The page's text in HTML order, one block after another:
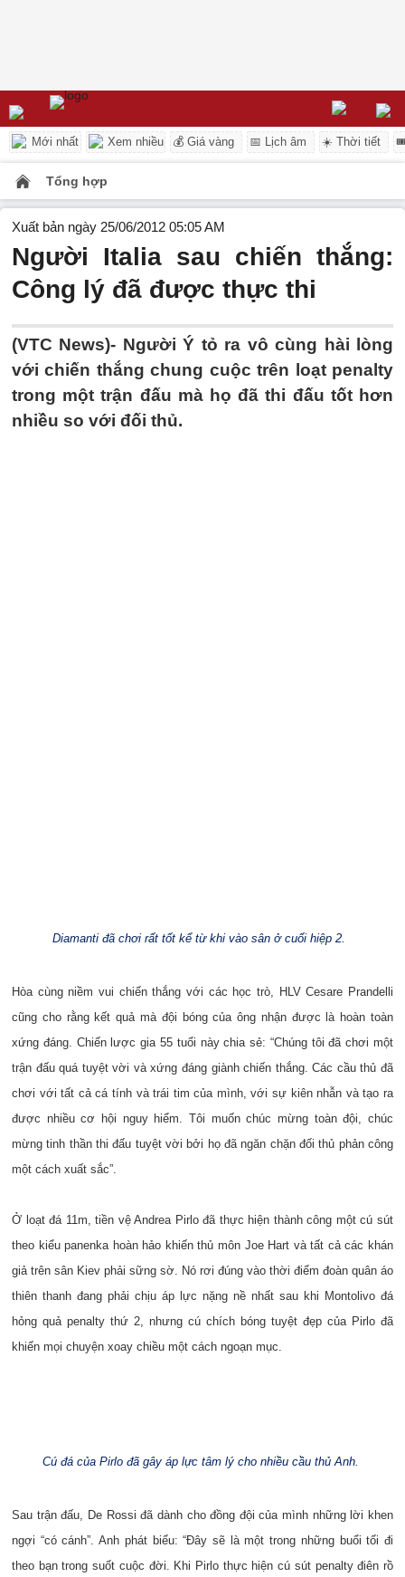
Mới nhất Xem nhiều 💰 Giá vàng 📅 Lịch âm ☀️ Thời tiết
Tổng hợp
Xuất bản ngày 25/06/2012 05:05 AM
Người Italia sau chiến thắng:
Công lý đã được thực thi
(VTC News)- Người Ý tỏ ra vô cùng hài lòng
với chiến thắng chung cuộc trên loạt penalty
trong một trận đấu mà họ đã thi đấu tốt hơn
nhiều so với đối thủ.
Diamanti đã chơi rất tốt kể từ khi vào sân ở cuối hiệp 2.
Hòa cùng niềm vui chiến thắng với các học trò, HLV Cesare Prandelli
cũng cho rằng kết quả mà đội bóng của ông nhận được là hoàn toàn
xứng đáng. Chiến lược gia 55 tuổi này chia sẻ: “Chúng tôi đã chơi một
trận đấu quá tuyệt vời và xứng đáng giành chiến thắng. Các cầu thủ đã
chơi với tất cả cá tính và trái tim của mình, với sự kiên nhẫn và tạo ra
được nhiều cơ hội nguy hiểm. Tôi muốn chúc mừng toàn đội, chúc
mừng tinh thần thi đấu tuyệt vời bởi họ đã ngăn chặn đối thủ phản công
một cách xuất sắc”.
Ở loạt đá 11m, tiền vệ Andrea Pirlo đã thực hiện thành công một cú sút
theo kiểu panenka hoàn hảo khiến thủ môn Joe Hart và tất cả các khán
giả trên sân Kiev phải sững sờ. Nó rơi đúng vào thời điểm đoàn quân áo
thiên thanh đang phải chịu áp lực nặng nề nhất sau khi Montolivo đá
hỏng quả penalty thứ 2, nhưng cú chích bóng tuyệt đẹp của Pirlo đã
khiến mọi chuyện xoay chiều một cách ngoạn mục.
Cú đá của Pirlo đã gây áp lực tâm lý cho nhiều cầu thủ Anh.
Sau trận đấu, De Rossi đã dành cho đồng đội của mình những lời khen
ngợi “có cánh”. Anh phát biểu: “Đây sẽ là một trong những buổi tối đi
theo bạn trong suốt cuộc đời. Khi Pirlo thực hiện cú sút penalty điên rồ